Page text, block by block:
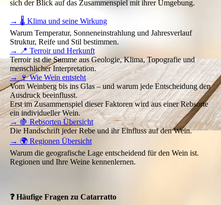
sich der Blick auf das Zusammenspiel mit ihrer Umgebung.
→ 🌡️ Klima und seine Wirkung
Warum Temperatur, Sonneneinstrahlung und Jahresverlauf
Struktur, Reife und Stil bestimmen.
→ 📍 Terroir und Herkunft
Terroir ist die Summe aus Geologie, Klima, Topografie und
menschlicher Interpretation.
→ 🍷 Wie Wein entsteht
Vom Weinberg bis ins Glas – und warum jede Entscheidung den
Ausdruck beeinflusst.
Erst im Zusammenspiel dieser Faktoren wird aus einer Rebsorte
ein individueller Wein.
→ 🍇 Rebsorten Übersicht
Die Handschrift jeder Rebe und ihr Einfluss auf den Wein.
→ 🌍 Regionen Übersicht
Warum die geografische Lage entscheidend für den Wein ist.
Regionen und Ihre Weine kennenlernen.
❓ Häufige Fragen zu Catarratto